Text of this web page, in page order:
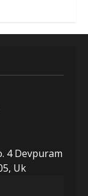
4 Devpuram
Uk